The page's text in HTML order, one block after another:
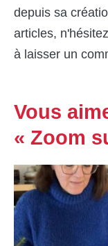
depuis sa
articles,
à laisser un
Vous
« Zoom